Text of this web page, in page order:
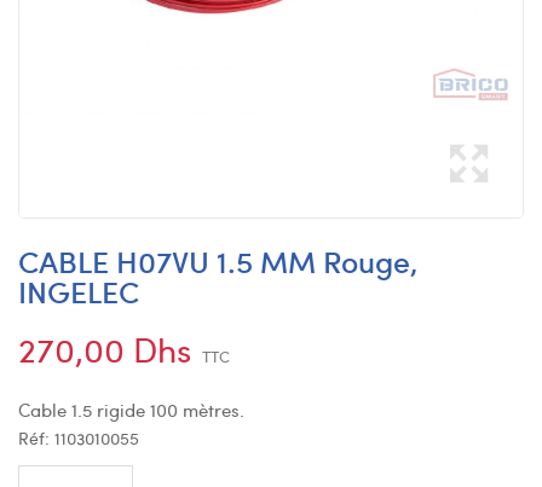
CABLE H07VU 1.5 MM Rouge,
INGELEC
270,00 Dhs TTC
Cable 1.5 rigide 100 mètres.
Réf: 1103010055